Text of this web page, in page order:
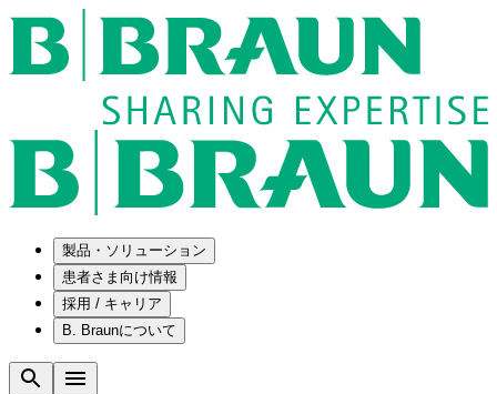
製品・ソリューション
ソリューション
患者さま向け情報
採用 / キャリア
B. Braunについて